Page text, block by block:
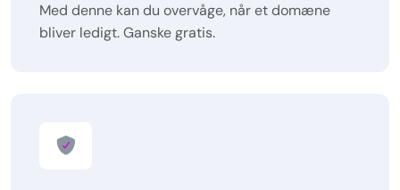
Med denne kan du overvåge, når et domæne
bliver ledigt. Ganske gratis.